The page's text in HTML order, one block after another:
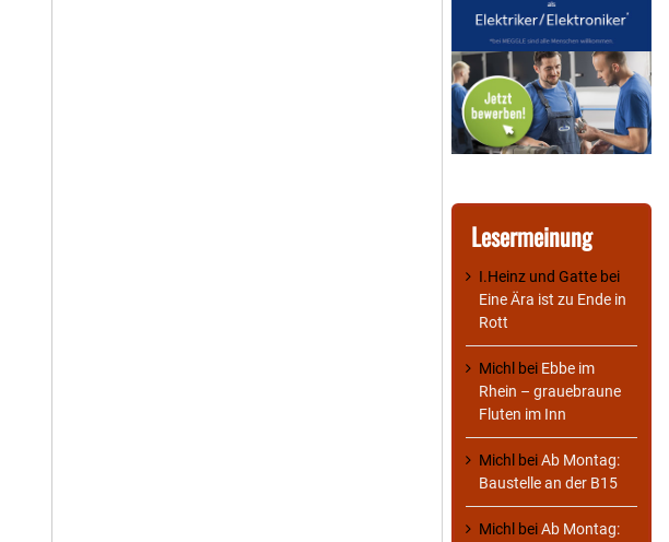
Lesermeinung
I.Heinz und Gatte bei
Eine Ära ist zu Ende in
Rott
Michl bei Ebbe im
Rhein – grauebraune
Fluten im Inn
Michl beiAb Montag:
Baustelle an der B15
Michl beiAb Montag: